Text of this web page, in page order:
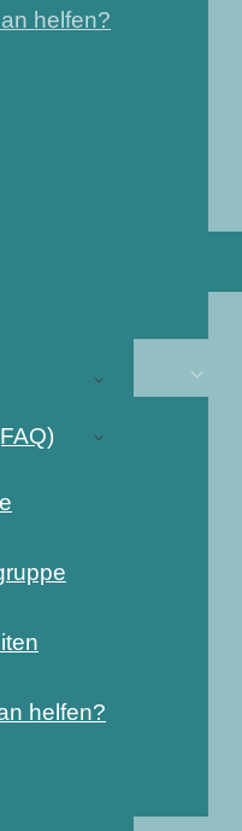
helfen?
helfen?